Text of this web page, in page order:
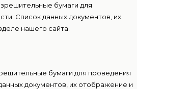
бумаги для
Список данных документов, их
нашего сайта.
бумаги для проведения
документов, их отображение и